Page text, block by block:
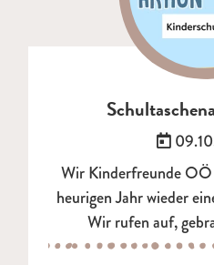
Wir Kinderfreunde OÖ
heurigen Jahr wieder
Wir rufen auf,